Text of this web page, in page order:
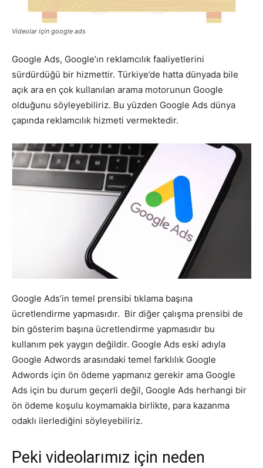
SEO,
SEM,
ASO,
UI/UX
Videolar için google ads
Google Ads, Google’ın reklamcılık faaliyetlerini
sürdürdüğü bir hizmettir. Türkiye’de hatta dünyada bile
açık ara en çok kullanılan arama motorunun Google
olduğunu söyleyebiliriz. Bu yüzden Google Ads dünya
çapında reklamcılık hizmeti vermektedir.
Google Ads’in temel prensibi tıklama başına
ücretlendirme yapmasıdır. Bir diğer çalışma prensibi de
bin gösterim başına ücretlendirme yapmasıdır bu
kullanım pek yaygın değildir. Google Ads eski adıyla
Google Adwords arasındaki temel farklılık Google
Adwords için ön ödeme yapmanız gerekir ama Google
Ads için bu durum geçerli değil, Google Ads herhangi bir
ön ödeme koşulu koymamakla birlikte, para kazanma
odaklı ilerlediğini söyleyebiliriz.
Peki videolarımız için neden